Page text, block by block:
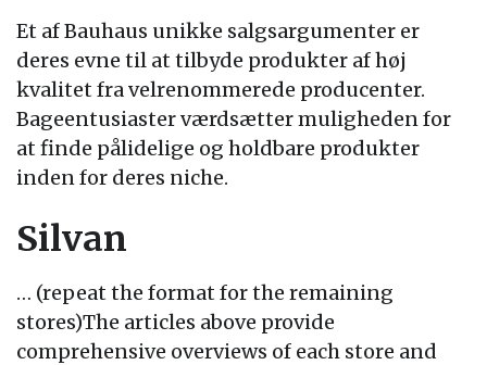
Et af Bauhaus unikke salgsargumenter er
deres evne til at tilbyde produkter af høj
kvalitet fra velrenommerede producenter.
Bageentusiaster værdsætter muligheden for
at finde pålidelige og holdbare produkter
inden for deres niche.
Silvan
… (repeat the format for the remaining
stores)The articles above provide
comprehensive overviews of each store and